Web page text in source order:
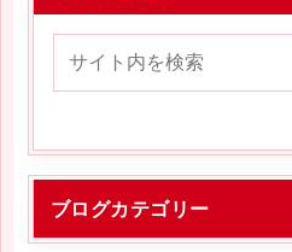
ブログカテゴリー